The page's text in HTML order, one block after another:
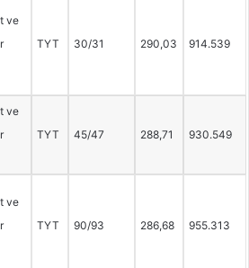
ve
TYT 30/31 290,03 914.539
ve
TYT 45/47 288,71 930.549
ve
TYT 90/93 286,68 955.313